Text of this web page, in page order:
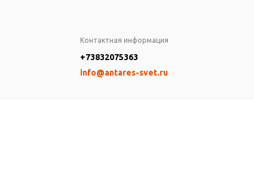
Контактная информация
+73832075363
info@antares-svet.ru